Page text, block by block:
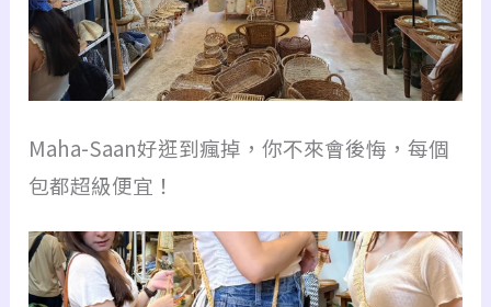
Maha-Saan好逛到瘋掉，你不來會後悔，每個
包都超級便宜！